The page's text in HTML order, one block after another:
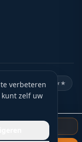
⭐Google ★★★★★
voorbehouden.
verbeteren
kunt zelf uw